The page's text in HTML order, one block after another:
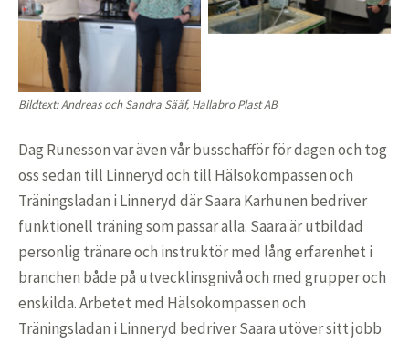
Bildtext: Andreas och Sandra Sääf, Hallabro Plast AB
Dag Runesson var även vår busschafför för dagen och tog
oss sedan till Linneryd och till Hälsokompassen och
Träningsladan i Linneryd där Saara Karhunen bedriver
funktionell träning som passar alla. Saara är utbildad
personlig tränare och instruktör med lång erfarenhet i
branchen både på utvecklinsgnivå och med grupper och
enskilda. Arbetet med Hälsokompassen och
Träningsladan i Linneryd bedriver Saara utöver sitt jobb